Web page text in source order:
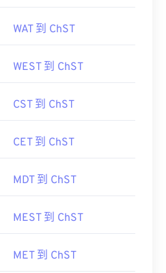
WAT 到 ChST
WEST 到 ChST
CST 到 ChST
CET 到 ChST
MDT 到 ChST
MEST 到 ChST
MET 到 ChST